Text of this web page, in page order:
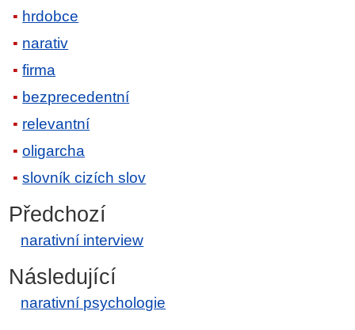
hrdobce
narativ
firma
bezprecedentní
relevantní
oligarcha
slovník cizích slov
Předchozí
narativní interview
Následující
narativní psychologie